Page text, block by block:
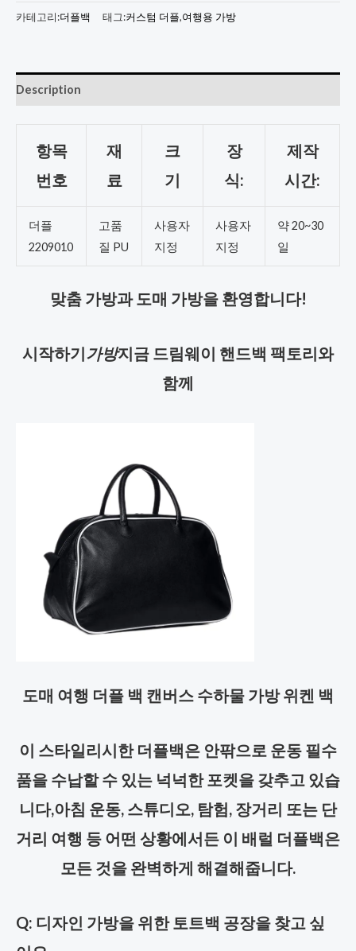
카테고리:더플백 태그:커스텀 더플,여행용 가방
Description
항목
번호
재
료
크
기
장
식:
제작
시간:
더플
2209010
고품
질 PU
사용자
지정
사용자
지정
약 20~30
일
맞춤 가방과 도매 가방을 환영합니다!
시작하기가방지금 드림웨이 핸드백 팩토리와
함께
도매 여행 더플 백 캔버스 수하물 가방 위켄 백
이 스타일리시한 더플백은 안팎으로 운동 필수
품을 수납할 수 있는 넉넉한 포켓을 갖추고 있습
니다,아침 운동, 스튜디오, 탐험, 장거리 또는 단
거리 여행 등 어떤 상황에서든 이 배럴 더플백은
모든 것을 완벽하게 해결해줍니다.
Q: 디자인 가방을 위한 토트백 공장을 찾고 싶